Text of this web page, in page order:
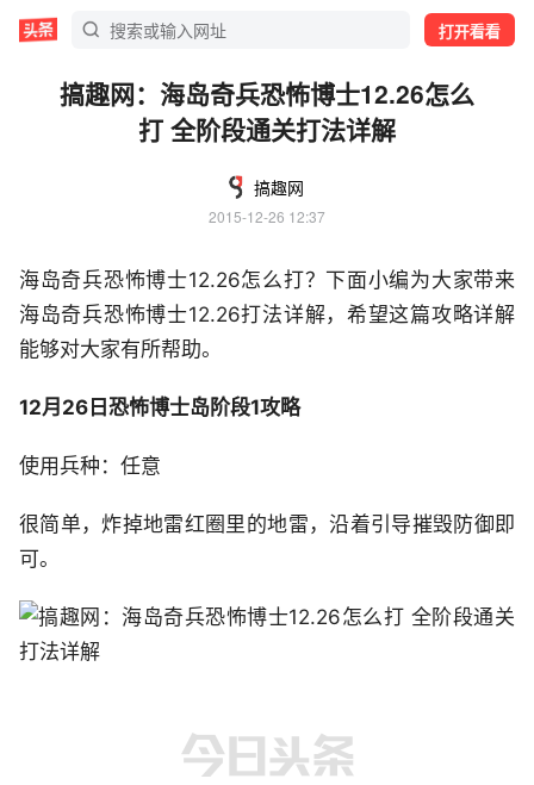
打开看看
搞趣网：海岛奇兵恐怖博士12.26怎么
打 全阶段通关打法详解
搞趣网
2015-12-26 12:37
海岛奇兵恐怖博士12.26怎么打？下面小编为大家带来
海岛奇兵恐怖博士12.26打法详解，希望这篇攻略详解
能够对大家有所帮助。
12月26日恐怖博士岛阶段1攻略
使用兵种：任意
很简单，炸掉地雷红圈里的地雷，沿着引导摧毁防御即
可。